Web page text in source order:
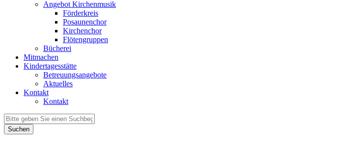
Angebot Kirchenmusik
Förderkreis
Posaunenchor
Kirchenchor
Flötengruppen
Bücherei
Mitmachen
Kindertagesstätte
Betreuungsangebote
Aktuelles
Kontakt
Kontakt
Suchen